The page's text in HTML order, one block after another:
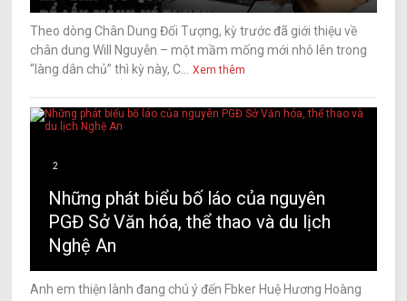
Theo dòng Chân Dung Đối Tượng, kỳ trước đã giới thiệu về
chân dung Will Nguyễn – một mầm mống mới nhô lên trong
“làng dân chủ” thì kỳ này, C...
Xem thêm
2
Những phát biểu bố láo của nguyên
PGĐ Sở Văn hóa, thể thao và du lịch
Nghệ An
Anh em thiện lành đang chú ý đến Fbker Huệ Hương Hoàng